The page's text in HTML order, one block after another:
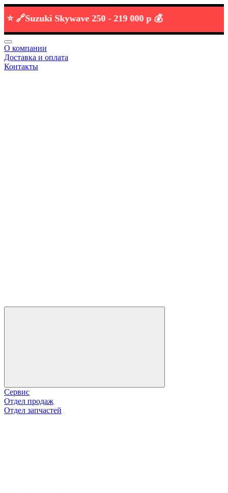
Suzuki Skywave 250 -219 000 р 💰
О компании
Доставка и оплата
Контакты
Сервис
Отдел продаж
Отдел запчастей